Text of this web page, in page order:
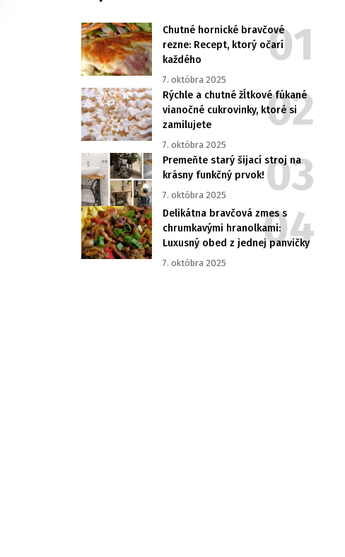
Chutné hornické bravčové
rezne: Recept, ktorý očarí
každého
7. októbra 2025
Rýchle a chutné žĺtkové fúkané
vianočné cukrovinky, ktoré si
zamilujete
7. októbra 2025
Premeňte starý šijací stroj na
krásny funkčný prvok!
7. októbra 2025
Delikátna bravčová zmes s
chrumkavými hranolkami:
Luxusný obed z jednej panvičky
7. októbra 2025